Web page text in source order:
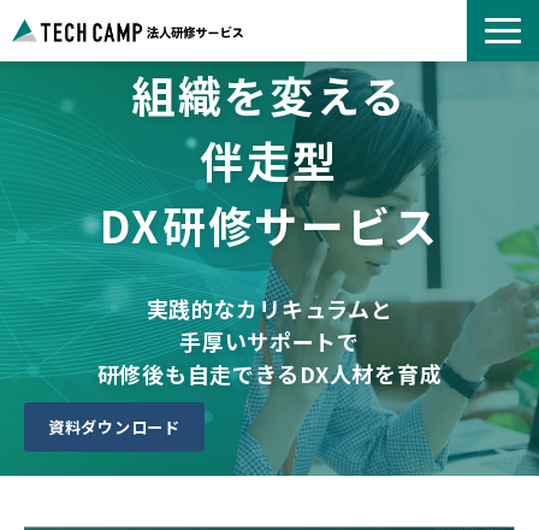
よくあるご質問
お知らせ
事例紹介一覧
コース一覧
選ばれる理由
パートナー募集
組織を変える
伴走型
DX研修サービス
実践的なカリキュラムと
手厚いサポートで
研修後も自走できるDX人材を育成
資料ダウンロード